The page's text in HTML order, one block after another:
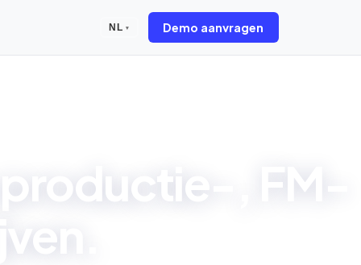
NL ▾ Demo aanvragen
, FM-